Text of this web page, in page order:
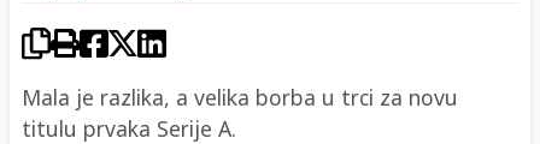
Mala je razlika, a velika borba u trci za novu
titulu prvaka Serije A.